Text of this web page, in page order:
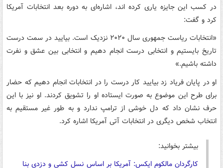
در کسب این جایزه یاری کرده اند، اشاره‌ای به دوره بعد انتخابات آمریکا
کرد و گفت:
«انتخابات ریاست جمهوری سال ۲۰۲۰ نزدیک است. بیایید در سمت درست
تاریخ بایستیم و انتخابی درست انجام دهیم و انتخابی بین عشق و نفرت
داشته باشیم.»
او در پایان فریاد زد بیایید کار درست را در انتخابات انجام دهیم که حضار
برای طرح این موضوع به صورت ایستاده او را تشویق کردند. او نیز با این
حرف نشان داد که دل خوشی از ترامپ ندارد و به طور غیر مستقیم به
انتخاب شخص دیگری در انتخابات آتی آمریکا اشاره کرد.
بیشتر بخوانید:
کارگردانمالکوم ایکس: آمریکا بر اساس نسل کشی و دزدی بنا